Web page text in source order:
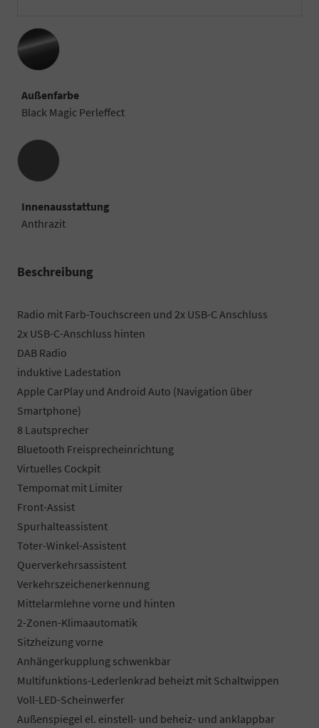
Außenfarbe
Black Magic Perleffect
Innenausstattung
Innenausstattung
Anthrazit
Beschreibung
Radio mit Farb-Touchscreen und 2x USB-C Anschluss
2x USB-C-Anschluss hinten
DAB Radio
induktive Ladestation
Apple CarPlay und Android Auto (Navigation über
Smartphone)
8 Lautsprecher
Bluetooth Freisprecheinrichtung
Virtuelles Cockpit
Tempomat mit Limiter
Front-Assist
Spurhalteassistent
Toter-Winkel-Assistent
Querverkehrsassistent
Verkehrszeichenerkennung
Mittelarmlehne vorne und hinten
2-Zonen-Klimaautomatik
Sitzheizung vorne
Anhängerkupplung schwenkbar
Multifunktions-Lederlenkrad beheizt mit Schaltwippen
Voll-LED-Scheinwerfer
Außenspiegel el. einstell- und beheiz- und anklappbar